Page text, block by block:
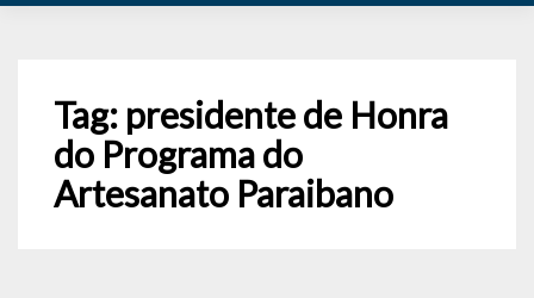
Tag: presidente de Honra
do Programa do
Artesanato Paraibano